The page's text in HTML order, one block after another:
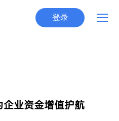
登录
业资金增值护航